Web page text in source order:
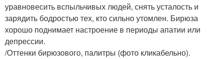
уравновесить вспыльчивых людей, снять усталость и
зарядить бодростью тех, кто сильно утомлен. Бирюза
хорошо поднимает настроение в периоды апатии или
депрессии.
/Оттенки бирюзового, палитры (фото кликабельно).